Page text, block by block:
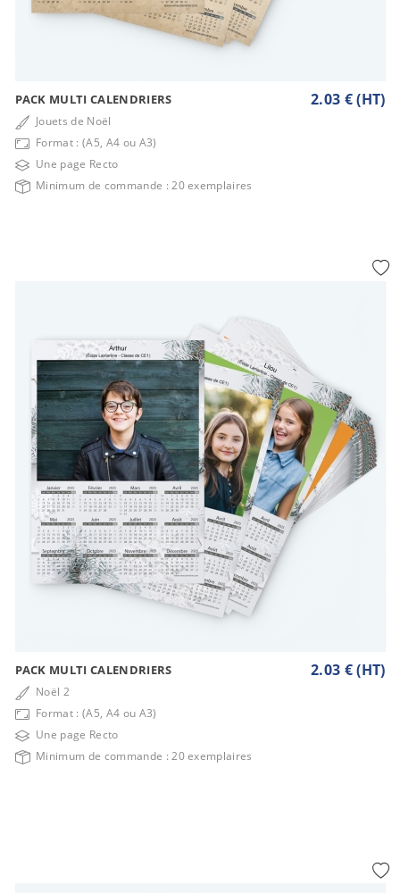
PACK MULTI CALENDRIERS
Jouets de Noël
Format : (A5, A4 ou A3)
Une page Recto
Minimum de commande : 20 exemplaires
2.03 € (HT)
PACK MULTI CALENDRIERS
Noël 2
Format : (A5, A4 ou A3)
Une page Recto
Minimum de commande : 20 exemplaires
2.03 € (HT)